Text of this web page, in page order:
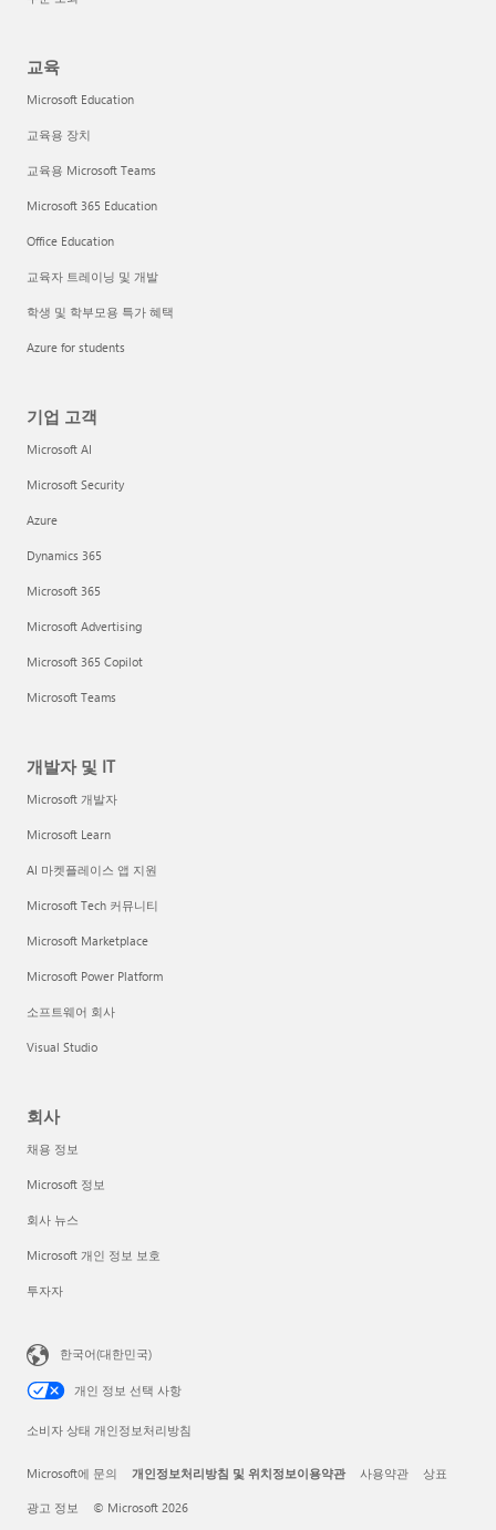
교육
Microsoft Education
교육용 장치
교육용 Microsoft Teams
Microsoft 365 Education
Office Education
교육자 트레이닝 및 개발
학생 및 학부모용 특가 혜택
Azure for students
기업 고객
Microsoft AI
Microsoft Security
Azure
Dynamics 365
Microsoft 365
Microsoft Advertising
Microsoft 365 Copilot
Microsoft Teams
개발자 및 IT
Microsoft 개발자
Microsoft Learn
AI 마켓플레이스 앱 지원
Microsoft Tech 커뮤니티
Microsoft Marketplace
Microsoft Power Platform
소프트웨어 회사
Visual Studio
회사
채용 정보
Microsoft 정보
회사 뉴스
Microsoft 개인 정보 보호
투자자
한국어(대한민국)
개인 정보 선택 사항
소비자 상태 개인정보처리방침
Microsoft에 문의 개인정보처리방침 및 위치정보이용약관 사용약관 상표
광고 정보 © Microsoft 2026